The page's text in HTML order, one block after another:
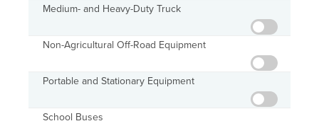
Medium- and Heavy-Duty Truck
Non-Agricultural Off-Road Equipment
Portable and Stationary Equipment
School Buses